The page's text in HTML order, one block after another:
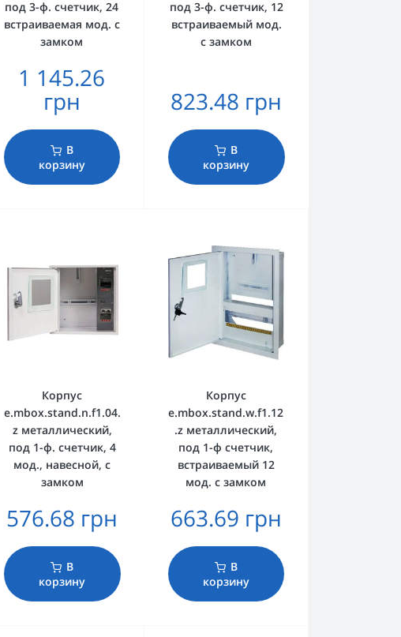
под 3-ф. счетчик, 24
встраиваемая мод. с
замком
1 145.26
грн
В
корзину
под 3-ф. счетчик, 12
встраиваемый мод.
с замком
823.48 грн
В
корзину
Корпус
e.mbox.stand.n.f1.04.
z металлический,
под 1-ф. счетчик, 4
мод., навесной, с
замком
576.68 грн
В
корзину
Корпус
e.mbox.stand.w.f1.12
.z металлический,
под 1-ф счетчик,
встраиваемый 12
мод. с замком
663.69 грн
В
корзину